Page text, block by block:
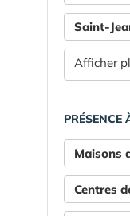
Saint-
Afficher
PRÉSENCE
Maisons
Centres